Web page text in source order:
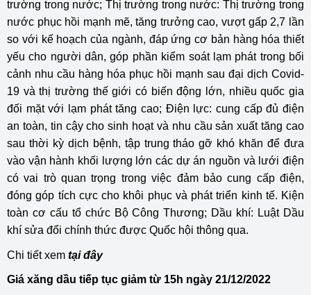
trường trong nước; Thị trường trong nước: Thị trường trong
nước phục hồi mạnh mẽ, tăng trưởng cao, vượt gấp 2,7 lần
so với kế hoạch của ngành, đáp ứng cơ bản hàng hóa thiết
yếu cho người dân, góp phần kiểm soát lạm phát trong bối
cảnh nhu cầu hàng hóa phục hồi mạnh sau đại dịch Covid-
19 và thị trường thế giới có biến động lớn, nhiều quốc gia
đối mặt với lạm phát tăng cao; Điện lực: cung cấp đủ điện
an toàn, tin cậy cho sinh hoạt và nhu cầu sản xuất tăng cao
sau thời kỳ dịch bệnh, tập trung tháo gỡ khó khăn để đưa
vào vận hành khối lượng lớn các dự án nguồn và lưới điện
có vai trò quan trọng trong việc đảm bảo cung cấp điện,
đóng góp tích cực cho khôi phục và phát triển kinh tế. Kiện
toàn cơ cấu tổ chức Bộ Công Thương; Dầu khí: Luật Dầu
khí sửa đổi chính thức được Quốc hội thông qua.
Chi tiết xem tại đây
Giá xăng dầu tiếp tục giảm từ 15h ngày 21/12/2022